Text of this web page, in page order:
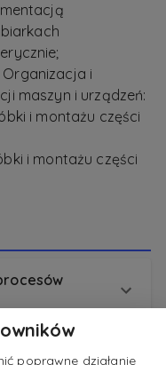
Organizacja i
maszyn i urządzeń:
i montażu części
i montażu części
maszyn,
poprawne działanie